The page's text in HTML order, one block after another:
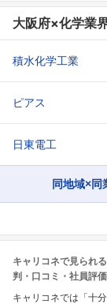
大阪府×化学業
積水化学工業
ピアス
日東電工
同地域×同
キャリコネで見られ
判・口コミ・社員評価
キャリコネでは「十